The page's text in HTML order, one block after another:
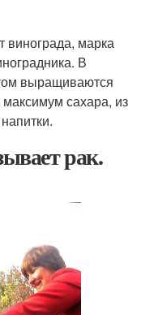
винограда, марка
В
выращиваются
сахара, из
рак.